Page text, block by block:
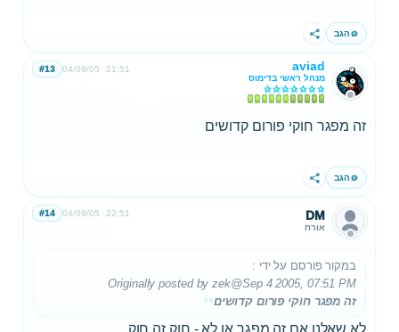
הגב שתף
aviad
מנהל ראשי בדימוס
04/09/05 21:51
#13
זה מפגר חוקי פורום קדושים
הגב שתף
DM
אורח
04/09/05 22:51
#14
במקור פורסם על ידי :
Originally posted by zek@Sep 4 2005, 07:51 PM
זה מפגר חוקי פורום קדושים